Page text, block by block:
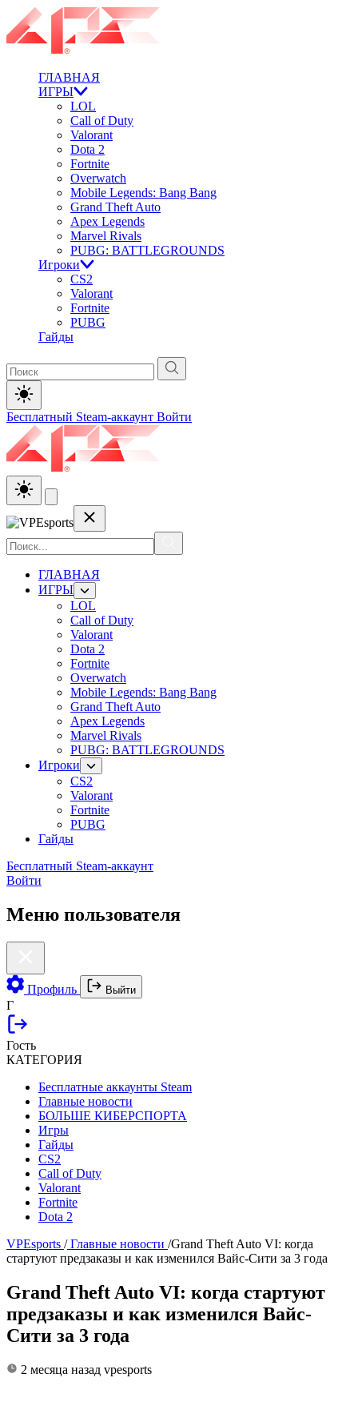
ГЛАВНАЯ
ИГРЫ
LOL
Call of Duty
Valorant
Dota 2
Fortnite
Overwatch
Mobile Legends: Bang Bang
Grand Theft Auto
Apex Legends
Marvel Rivals
PUBG: BATTLEGROUNDS
Игроки
CS2
Valorant
Fortnite
PUBG
Гайды
Бесплатный Steam-аккаунт Войти
ГЛАВНАЯ
ИГРЫ
LOL
Call of Duty
Valorant
Dota 2
Fortnite
Overwatch
Mobile Legends: Bang Bang
Grand Theft Auto
Apex Legends
Marvel Rivals
PUBG: BATTLEGROUNDS
Игроки
CS2
Valorant
Fortnite
PUBG
Гайды
Бесплатный Steam-аккаунт
Войти
Меню пользователя
Профиль Выйти
Г
Гость
КАТЕГОРИЯ
Бесплатные аккаунты Steam
Главные новости
БОЛЬШЕ КИБЕРСПОРТА
Игры
Гайды
CS2
Call of Duty
Valorant
Fortnite
Dota 2
VPEsports / Главные новости /Grand Theft Auto VI: когда
стартуют предзаказы и как изменился Вайс-Сити за 3 года
Grand Theft Auto VI: когда стартуют
предзаказы и как изменился Вайс-
Сити за 3 года
2 месяца назад vpesports